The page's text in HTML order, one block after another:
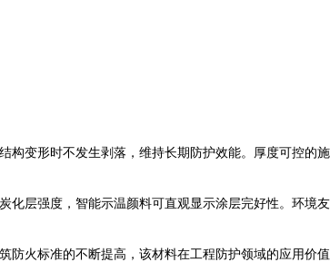
构变形时不发生剥落，维持长期防护效能。厚度可控的施
化层强度，智能示温颜料可直观显示涂层完好性。环境友
防火标准的不断提高，该材料在工程防护领域的应用价值